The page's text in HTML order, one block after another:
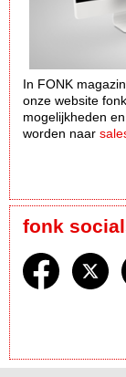
In FONK
onze website
mogelijkheden
worden naar
fonk